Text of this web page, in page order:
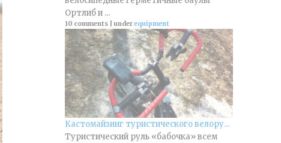
Ортлиб и ...
10 comments |underequipment
Кастомайзинг туристического велору...
Туристический руль «бабочка» всем